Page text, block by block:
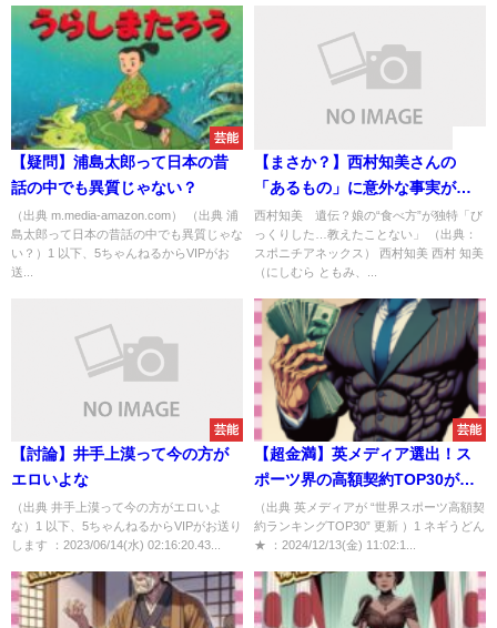
芸能
【疑問】浦島太郎って日本の昔
話の中でも異質じゃない？
（出典 m.media-amazon.com） （出典 浦
島太郎って日本の昔話の中でも異質じゃな
い？）1 以下、5ちゃんねるからVIPがお
送...
【まさか？】西村知美さんの
「あるもの」に意外な事実が判
明することに
西村知美 遺伝？娘の“食べ方”が独特「び
っくりした…教えたことない」 （出典：
スポニチアネックス） 西村知美 西村 知美
（にしむら ともみ、...
芸能
【討論】井手上漠って今の方が
エロいよな
（出典 井手上漠って今の方がエロいよ
な）1 以下、5ちゃんねるからVIPがお送り
します ：2023/06/14(水) 02:16:20.43...
芸能
【超金満】英メディア選出！ス
ポーツ界の高額契約TOP30がこ
ちらｗｗｗ
（出典 英メディアが “世界スポーツ高額契
約ランキングTOP30” 更新 ）1 ネギうどん
★ ：2024/12/13(金) 11:02:1...